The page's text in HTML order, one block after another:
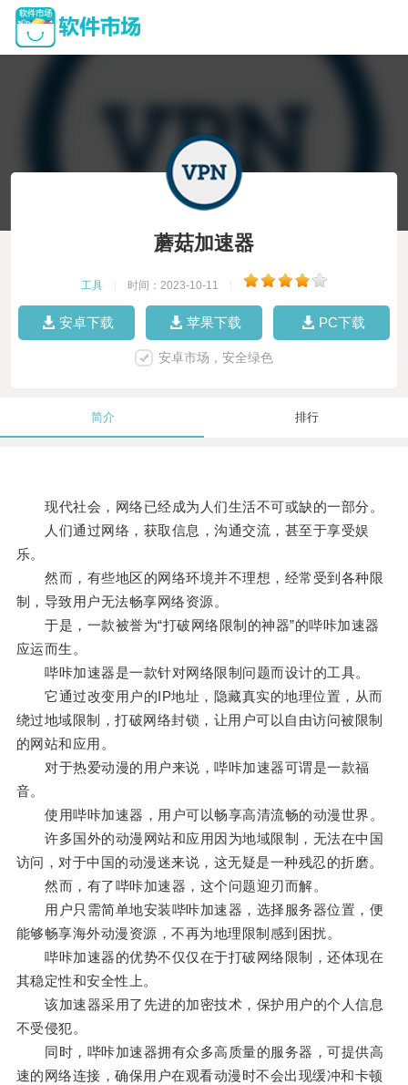
蘑菇加速器
工具 时间：2023-10-11
安卓下载 苹果下载 PC下载
安卓市场，安全绿色
简介 排行
现代社会，网络已经成为人们生活不可或缺的一部分。
人们通过网络，获取信息，沟通交流，甚至于享受娱
乐。
然而，有些地区的网络环境并不理想，经常受到各种限
制，导致用户无法畅享网络资源。
于是，一款被誉为“打破网络限制的神器”的哔咔加速器
应运而生。
哔咔加速器是一款针对网络限制问题而设计的工具。
它通过改变用户的IP地址，隐藏真实的地理位置，从而
绕过地域限制，打破网络封锁，让用户可以自由访问被限制
的网站和应用。
对于热爱动漫的用户来说，哔咔加速器可谓是一款福
音。
使用哔咔加速器，用户可以畅享高清流畅的动漫世界。
许多国外的动漫网站和应用因为地域限制，无法在中国
访问，对于中国的动漫迷来说，这无疑是一种残忍的折磨。
然而，有了哔咔加速器，这个问题迎刃而解。
用户只需简单地安装哔咔加速器，选择服务器位置，便
能够畅享海外动漫资源，不再为地理限制感到困扰。
哔咔加速器的优势不仅仅在于打破网络限制，还体现在
其稳定性和安全性上。
该加速器采用了先进的加密技术，保护用户的个人信息
不受侵犯。
同时，哔咔加速器拥有众多高质量的服务器，可提供高
速的网络连接，确保用户在观看动漫时不会出现缓冲和卡顿